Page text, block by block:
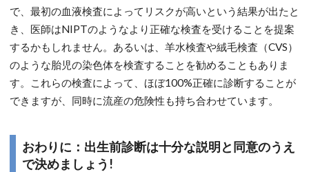
で、最初の血液検査によってリスクが高いという結果が出たと
き、医師はNIPTのようなより正確な検査を受けることを提案
するかもしれません。あるいは、羊水検査や絨毛検査（CVS）
のような胎児の染色体を検査することを勧めることもありま
す。これらの検査によって、ほぼ100%正確に診断することが
できますが、同時に流産の危険性も持ち合わせています。
おわりに：出生前診断は十分な説明と同意のうえ
で決めましょう!